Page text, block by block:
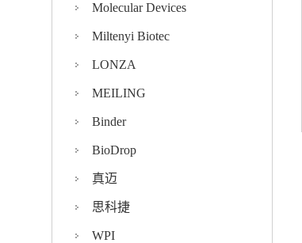
Molecular Devices
Miltenyi Biotec
LONZA
MEILING
Binder
BioDrop
真迈
思科捷
WPI